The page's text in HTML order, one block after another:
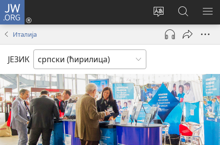
JW.ORG
Промени
језик
сајта
Пријава
(отвара
прозор)
Претрага
сајта
JW.ORG
Италија
ЈЕЗИК